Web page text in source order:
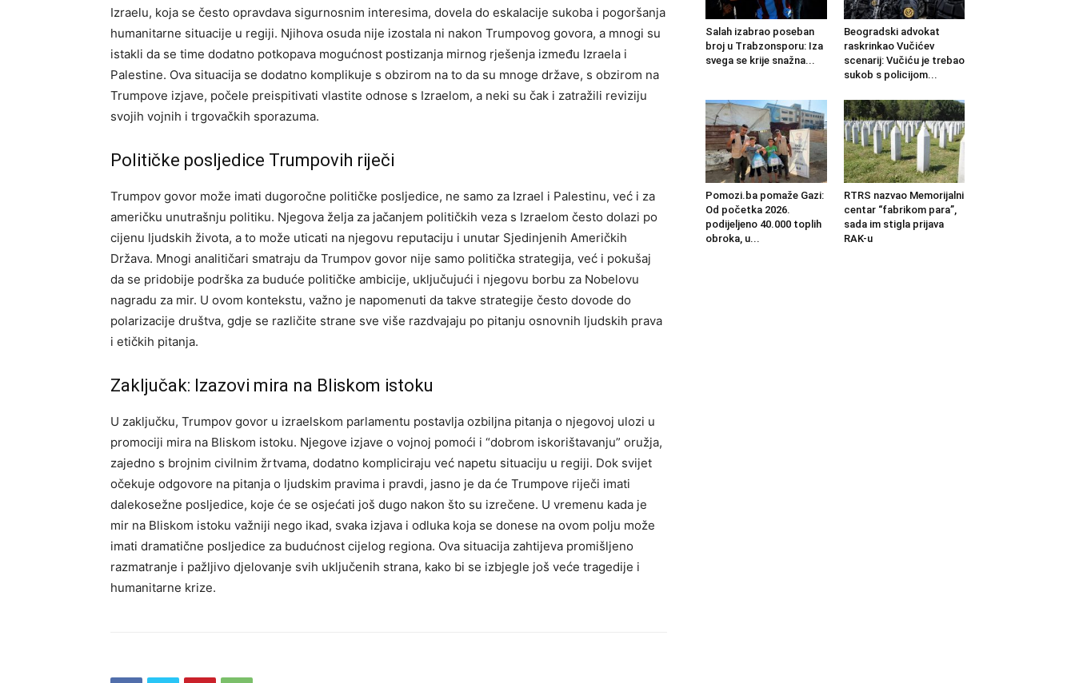
Izraelu, koja se često opravdava sigurnosnim interesima, dovela do eskalacije sukoba i pogoršanja
humanitarne situacije u regiji. Njihova osuda nije izostala ni nakon Trumpovog govora, a mnogi su
istakli da se time dodatno potkopava mogućnost postizanja mirnog rješenja između Izraela i
Palestine. Ova situacija se dodatno komplikuje s obzirom na to da su mnoge države, s obzirom na
Trumpove izjave, počele preispitivati vlastite odnose s Izraelom, a neki su čak i zatražili reviziju
svojih vojnih i trgovačkih sporazuma.
Političke posljedice Trumpovih riječi
Trumpov govor može imati dugoročne političke posljedice, ne samo za Izrael i Palestinu, već i za
američku unutrašnju politiku. Njegova želja za jačanjem političkih veza s Izraelom često dolazi po
cijenu ljudskih života, a to može uticati na njegovu reputaciju i unutar Sjedinjenih Američkih
Država. Mnogi analitičari smatraju da Trumpov govor nije samo politička strategija, već i pokušaj
da se pridobije podrška za buduće političke ambicije, uključujući i njegovu borbu za Nobelovu
nagradu za mir. U ovom kontekstu, važno je napomenuti da takve strategije često dovode do
polarizacije društva, gdje se različite strane sve više razdvajaju po pitanju osnovnih ljudskih prava
i etičkih pitanja.
Zaključak: Izazovi mira na Bliskom istoku
U zaključku, Trumpov govor u izraelskom parlamentu postavlja ozbiljna pitanja o njegovoj ulozi u
promociji mira na Bliskom istoku. Njegove izjave o vojnoj pomoći i “dobrom iskorištavanju” oružja,
zajedno s brojnim civilnim žrtvama, dodatno kompliciraju već napetu situaciju u regiji. Dok svijet
očekuje odgovore na pitanja o ljudskim pravima i pravdi, jasno je da će Trumpove riječi imati
dalekosežne posljedice, koje će se osjećati još dugo nakon što su izrečene. U vremenu kada je
mir na Bliskom istoku važniji nego ikad, svaka izjava i odluka koja se donese na ovom polju može
imati dramatične posljedice za budućnost cijelog regiona. Ova situacija zahtijeva promišljeno
razmatranje i pažljivo djelovanje svih uključenih strana, kako bi se izbjegle još veće tragedije i
humanitarne krize.
Salah izabrao poseban
broj u Trabzonsporu: Iza
svega se krije snažna...
Beogradski advokat
raskrinkao Vučićev
scenarij: Vučiću je trebao
sukob s policijom...
Pomozi.ba pomaže Gazi:
Od početka 2026.
podijeljeno 40.000 toplih
obroka, u...
RTRS nazvao Memorijalni
centar “fabrikom para”,
sada im stigla prijava
RAK-u